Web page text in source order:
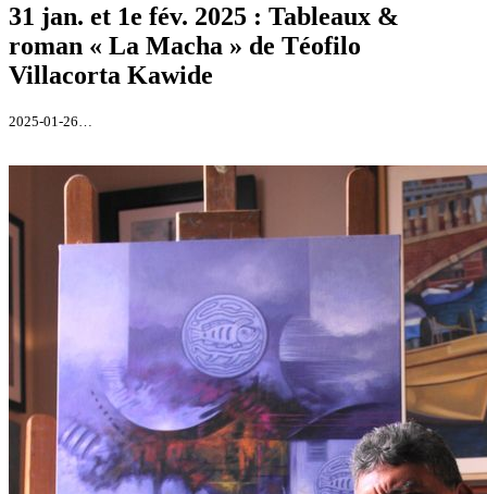
31 jan. et 1e fév. 2025 : Tableaux &
roman « La Macha » de Téofilo
Villacorta Kawide
2025-01-26…